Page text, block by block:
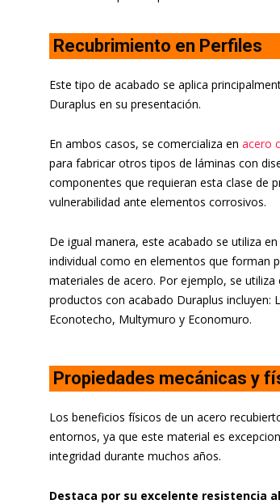
Recubrimiento en Perfiles
Este tipo de acabado se aplica
Duraplus en su presentación.
En ambos casos, se comercializa en acero
para fabricar otros tipos de láminas con
componentes que requieran esta clase de
vulnerabilidad ante elementos corrosivos.
De igual manera, este acabado se utiliza
individual como en elementos que forman
materiales de acero. Por ejemplo, se
productos con acabado Duraplus incluyen:
Econotecho, Multymuro y Economuro.
Propiedades mecánicas y
Los beneficios físicos de un acero
entornos, ya que este material es
integridad durante muchos años.
Destaca por su excelente resistencia